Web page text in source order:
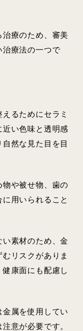
療のため、審美
治療法の一つで
るためにセラミ
い色味と透明感
然な見た目を目
や被せ物、歯の
用いられること
素材のため、金
リスクがありま
康面にも配慮し
属を使用してい
意が必要です。